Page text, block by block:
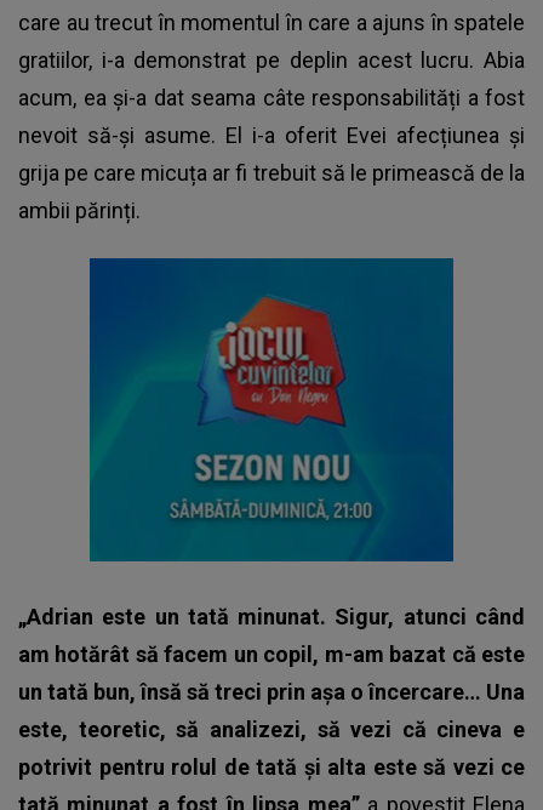
care au trecut în momentul în care a ajuns în spatele
gratiilor, i-a demonstrat pe deplin acest lucru. Abia
acum, ea și-a dat seama câte responsabilități a fost
nevoit să-și asume. El i-a oferit Evei afecțiunea și
grija pe care micuța ar fi trebuit să le primească de la
ambii părinți.
„Adrian este un tată minunat. Sigur, atunci când
am hotărât să facem un copil, m-am bazat că este
un tată bun, însă să treci prin așa o încercare… Una
este, teoretic, să analizezi, să vezi că cineva e
potrivit pentru rolul de tată și alta este să vezi ce
tată minunat a fost în lipsa mea” a povestit Elena